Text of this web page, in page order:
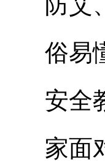
俗易
安全
家面